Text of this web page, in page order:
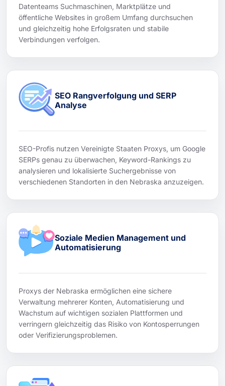
Datenteams Suchmaschinen, Marktplätze und
öffentliche Websites in großem Umfang durchsuchen
und gleichzeitig hohe Erfolgsraten und stabile
Verbindungen verfolgen.
SEO Rangverfolgung und SERP
Analyse
SEO-Profis nutzen Vereinigte Staaten Proxys, um Google
SERPs genau zu überwachen, Keyword-Rankings zu
analysieren und lokalisierte Suchergebnisse von
verschiedenen Standorten in den Nebraska anzuzeigen.
Soziale Medien Management und
Automatisierung
Proxys der Nebraska ermöglichen eine sichere
Verwaltung mehrerer Konten, Automatisierung und
Wachstum auf wichtigen sozialen Plattformen und
verringern gleichzeitig das Risiko von Kontosperrungen
oder Verifizierungsproblemen.